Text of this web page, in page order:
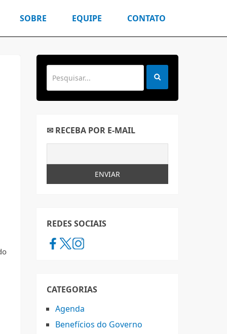
SOBRE EQUIPE CONTATO
✉ RECEBA POR E-MAIL
REDES SOCIAIS
CATEGORIAS
Agenda
Benefícios do Governo